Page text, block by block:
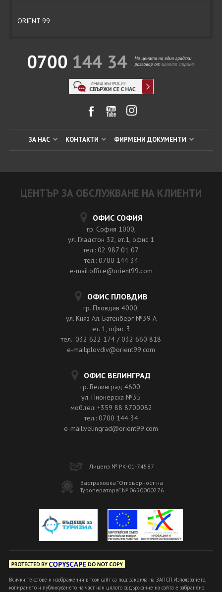
ORIENT 99
ЗА НАС КОНТАКТИ ФИРМЕНИ ДОКУМЕНТИ
ЦЕНТЪР ЗА ОБСЛУЖВАНЕ НА КЛИЕНТИ
ОФИС СОФИЯ
гр. София 1000,
ул. Гладстон 32, ет.1, офис 1
тел.: 02 987 01 07
тел.: 0700 144 34
e-mail:office@orient99.com
ОФИС ПЛОВДИВ
гр. Пловдив 4000,
ул. Княз Ал. Батенберг №39 A
ет. 1, офис 3
тел.: 032 622 174 / 032 660 818
e-mail:plovdiv@orient99.com
ОФИС ВЕЛИНГРАД
гр. Велинград 4600,
ул. Пионерска №35
моб.тел: +359 88 8700082
тел.: 0700 144 34
e-mail:velingrad@orient99.com
Лиценз № РК-01-74587
Застраховка "Отговорност на
Туроператора" № 0650000276
Всички текстове и изображения в този сайт са под закрила на ЗАПСП.Използването,
копирането и публикуването на част или цялото съдържание на сайта е забранено.